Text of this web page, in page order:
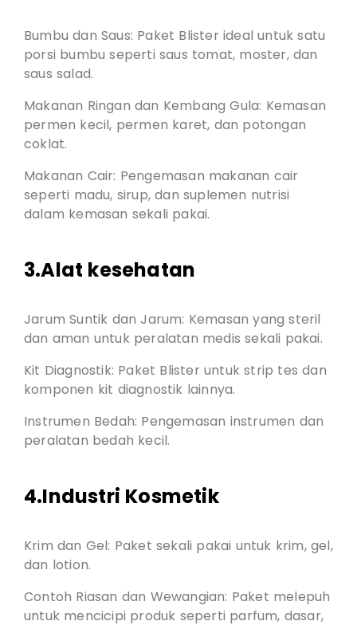
Bumbu dan Saus: Paket Blister ideal untuk satu
porsi bumbu seperti saus tomat, moster, dan
saus salad.
Makanan Ringan dan Kembang Gula: Kemasan
permen kecil, permen karet, dan potongan
coklat.
Makanan Cair: Pengemasan makanan cair
seperti madu, sirup, dan suplemen nutrisi
dalam kemasan sekali pakai.
3.Alat kesehatan
Jarum Suntik dan Jarum: Kemasan yang steril
dan aman untuk peralatan medis sekali pakai.
Kit Diagnostik: Paket Blister untuk strip tes dan
komponen kit diagnostik lainnya.
Instrumen Bedah: Pengemasan instrumen dan
peralatan bedah kecil.
4.Industri Kosmetik
Krim dan Gel: Paket sekali pakai untuk krim, gel,
dan lotion.
Contoh Riasan dan Wewangian: Paket melepuh
untuk mencicipi produk seperti parfum, dasar,